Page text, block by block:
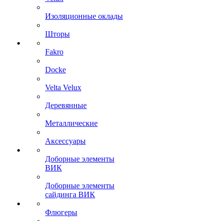
Изоляционные оклады
Шторы
Fakro
Docke
Velta Velux
Деревянные
Металлические
Аксессуары
Доборные элементы
ВИК
Доборные элементы
сайдинга ВИК
Флюгеры